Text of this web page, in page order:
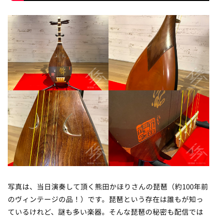
写真は、当日演奏して頂く熊田かほりさんの琵琶（約100年前
のヴィンテージの品！）です。琵琶という存在は誰もが知っ
ているけれど、謎も多い楽器。そんな琵琶の秘密も配信では